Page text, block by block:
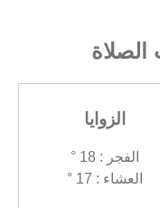
الزوايا
الفجر : 18 °
العشاء : 17 °